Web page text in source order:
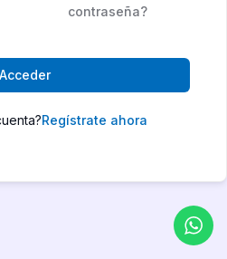
contraseña?
Acceder
Regístrate ahora